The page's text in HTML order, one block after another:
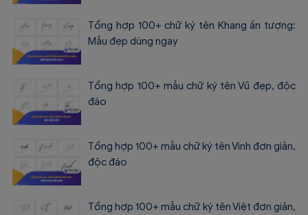
Tổng hợp 100+ chữ ký tên Khang ấn tượng:
Mẫu đẹp dùng ngay
Tổng hợp 100+ mẫu chữ ký tên Vũ đẹp, độc
đáo
Tổng hợp 100+ mẫu chữ ký tên Vinh đơn giản,
độc đáo
Tổng hợp 100+ mẫu chữ ký tên Việt đơn giản,